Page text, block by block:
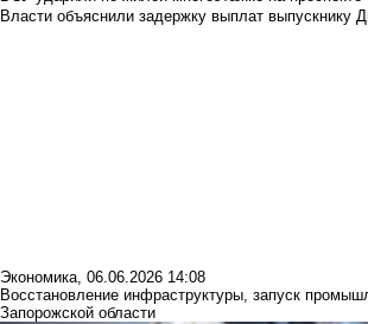
Власти объяснили задержку выплат выпускнику
Экономика, 06.06.2026 14:08
Восстановление инфраструктуры, запуск
Запорожской области